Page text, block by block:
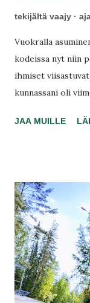
tekijältä vaajy
Vuokralla
kodeissa nyt niin
ihmiset
kunnassani oli
Asukkaat olivat
JAA MUILLE